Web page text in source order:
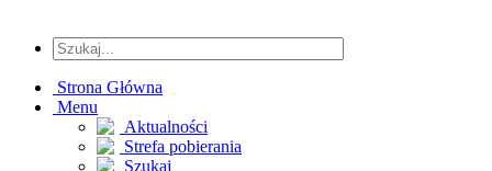
Strona Główna
Menu
Aktualności
Strefa pobierania
Szukaj